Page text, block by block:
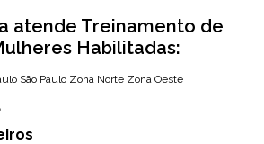
atende Treinamento de
Habilitadas:
São Paulo Zona Norte Zona Oeste